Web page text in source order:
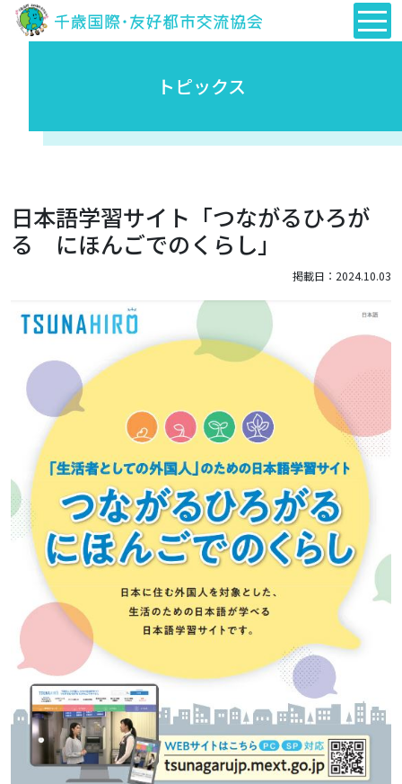
トピックス
日本語学習サイト「つながるひろが
る にほんごでのくらし」
掲載日：2024.10.03